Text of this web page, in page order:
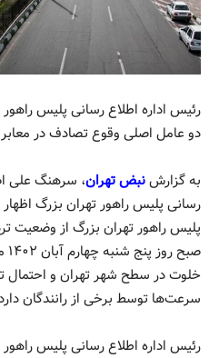
رئیس اداره اطلاع رسانی پلیس
دو عامل اصلی وقوع تصادف در
به گزارشنبض تهران، سرهنگ علی
رسانی پلیس راهور تهران بزرگ
پلیس راهور تهران بزرگ از وضعیت
خلوت در سطح شهر تهران و احتمال
سرعت‌ها توسط برخی از رانندگان
رئیس اداره اطلاع رسانی پلیس